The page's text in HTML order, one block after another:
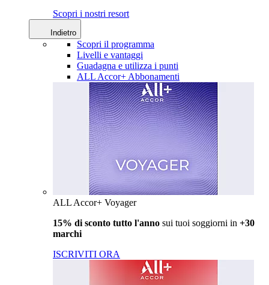
Scopri i nostri resort
Indietro
Scopri il programma
Livelli e vantaggi
Guadagna e utilizza i punti
ALL Accor+ Abbonamenti
ALL Accor+ Voyager
15% di sconto tutto l'anno sui tuoi soggiorni in +30
marchi
ISCRIVITI ORA